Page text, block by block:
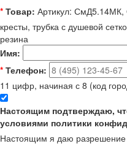
* Товар: Артикул: СмД5.14МК,
кресты, трубка с душевой
резина
Имя:
* Телефон:
11 цифр, начиная с 8 (код
Настоящим подтверждаю,
условиями политики
Настоящим я даю